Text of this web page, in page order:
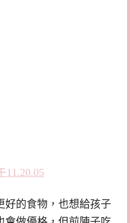
好的食物，也想給孩子